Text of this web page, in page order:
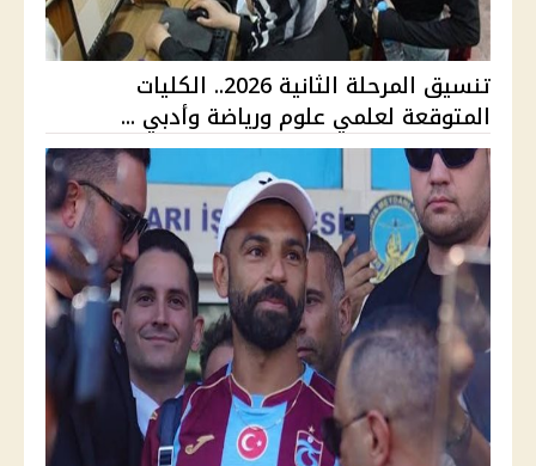
تنسيق المرحلة الثانية 2026.. الكليات
المتوقعة لعلمي علوم ورياضة وأدبي ...